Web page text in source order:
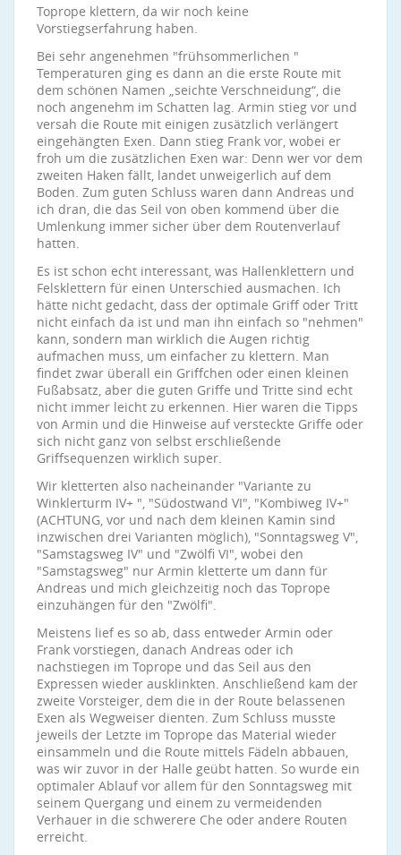
Toprope klettern, da wir noch keine
Vorstiegserfahrung haben.
Bei sehr angenehmen "frühsommerlichen "
Temperaturen ging es dann an die erste Route mit
dem schönen Namen „seichte Verschneidung“, die
noch angenehm im Schatten lag. Armin stieg vor und
versah die Route mit einigen zusätzlich verlängert
eingehängten Exen. Dann stieg Frank vor, wobei er
froh um die zusätzlichen Exen war: Denn wer vor dem
zweiten Haken fällt, landet unweigerlich auf dem
Boden. Zum guten Schluss waren dann Andreas und
ich dran, die das Seil von oben kommend über die
Umlenkung immer sicher über dem Routenverlauf
hatten.
Es ist schon echt interessant, was Hallenklettern und
Felsklettern für einen Unterschied ausmachen. Ich
hätte nicht gedacht, dass der optimale Griff oder Tritt
nicht einfach da ist und man ihn einfach so "nehmen"
kann, sondern man wirklich die Augen richtig
aufmachen muss, um einfacher zu klettern. Man
findet zwar überall ein Griffchen oder einen kleinen
Fußabsatz, aber die guten Griffe und Tritte sind echt
nicht immer leicht zu erkennen. Hier waren die Tipps
von Armin und die Hinweise auf versteckte Griffe oder
sich nicht ganz von selbst erschließende
Griffsequenzen wirklich super.
Wir kletterten also nacheinander "Variante zu
Winklerturm IV+ ", "Südostwand VI", "Kombiweg IV+"
(ACHTUNG, vor und nach dem kleinen Kamin sind
inzwischen drei Varianten möglich), "Sonntagsweg V",
"Samstagsweg IV" und "Zwölfi VI", wobei den
"Samstagsweg" nur Armin kletterte um dann für
Andreas und mich gleichzeitig noch das Toprope
einzuhängen für den "Zwölfi".
Meistens lief es so ab, dass entweder Armin oder
Frank vorstiegen, danach Andreas oder ich
nachstiegen im Toprope und das Seil aus den
Expressen wieder ausklinkten. Anschließend kam der
zweite Vorsteiger, dem die in der Route belassenen
Exen als Wegweiser dienten. Zum Schluss musste
jeweils der Letzte im Toprope das Material wieder
einsammeln und die Route mittels Fädeln abbauen,
was wir zuvor in der Halle geübt hatten. So wurde ein
optimaler Ablauf vor allem für den Sonntagsweg mit
seinem Quergang und einem zu vermeidenden
Verhauer in die schwerere Che oder andere Routen
erreicht.